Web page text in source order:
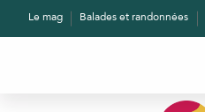
AllerLe mag Balades et randonnées